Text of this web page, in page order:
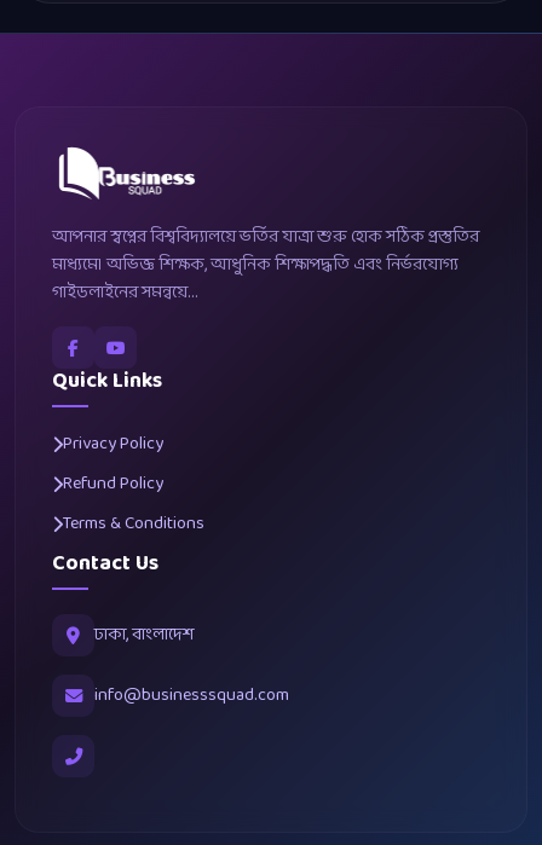
আপনার স্বপ্নের বিশ্ববিদ্যালয়ে ভর্তির যাত্রা শুরু হোক সঠিক প্রস্তুতির
মাধ্যমে। অভিজ্ঞ শিক্ষক, আধুনিক শিক্ষাপদ্ধতি এবং নির্ভরযোগ্য
গাইডলাইনের সমন্বয়ে...
Quick Links
Privacy Policy
Refund Policy
Terms & Conditions
Contact Us
ঢাকা, বাংলাদেশ
info@businesssquad.com